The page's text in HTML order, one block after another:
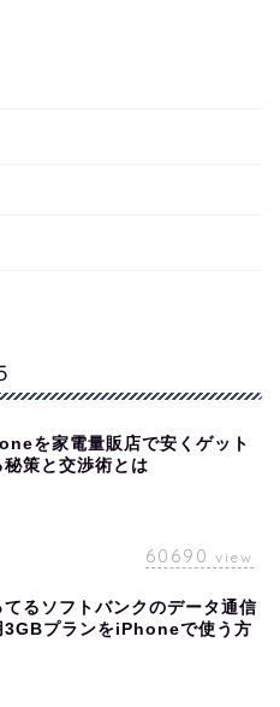
を家電量販店で安くゲット
秘策と交渉術とは
60690 view
てるソフトバンクのデータ通信
3GBプランをiPhoneで使う方